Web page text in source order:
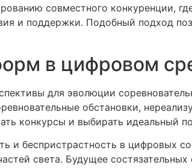
совместного конкуренции,
и поддержки. Подобный подход
в цифровом
для эволюции
обстановки,
конкурсы и выбирать идеальный
и беспристрастность в цифровых
света. Будущее